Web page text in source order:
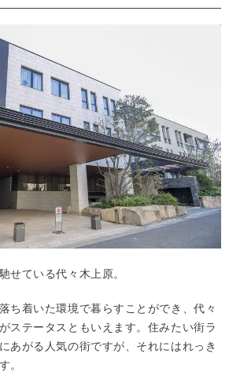
せている代々木上原。
ち着いた環境で暮らすことができ、代々
ステータスともいえます。住みたい街ラ
あがる人気の街ですが、それにはれっき
。